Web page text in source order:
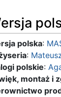
polska:
:
polskie:
montaż i